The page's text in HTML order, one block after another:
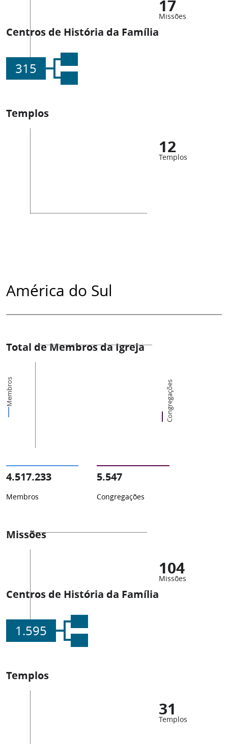
17
Missões
Centros de História da Família
315
Templos
12
Templos
América do Sul
Total de Membros da Igreja
Membros Congregações
4.517.233
Membros
5.547
Congregações
Missões
104
Missões
Centros de História da Família
1.595
Templos
31
Templos